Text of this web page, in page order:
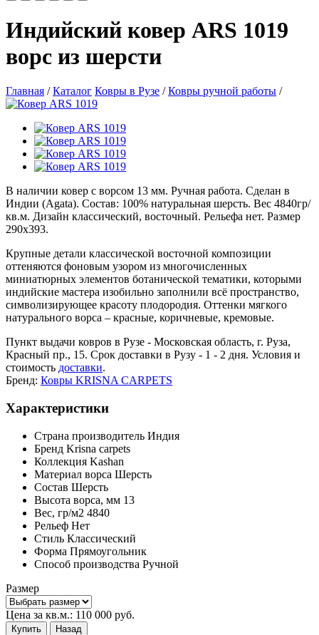
Индийский ковер ARS 1019
ворс из шерсти
Главная / Каталог Ковры в Рузе / Ковры ручной работы /
В наличии ковер с ворсом 13 мм. Ручная работа. Сделан в
Индии (Agata). Состав: 100% натуральная шерсть. Вес 4840гр/
кв.м. Дизайн классический, восточный. Рельефа нет. Размер
290х393.
Крупные детали классической восточной композиции
оттеняются фоновым узором из многочисленных
миниатюрных элементов ботанической тематики, которыми
индийские мастера изобильно заполнили всё пространство,
символизирующее красоту плодородия. Оттенки мягкого
натурального ворса – красные, коричневые, кремовые.
Пункт выдачи ковров в Рузе - Московская область, г. Руза,
Красный пр., 15. Срок доставки в Рузу - 1 - 2 дня. Условия и
стоимость доставки.
Бренд: Ковры KRISNA CARPETS
Характеристики
Страна производитель Индия
Бренд Krisna carpets
Коллекция Kashan
Материал ворса Шерсть
Состав Шерсть
Высота ворса, мм 13
Вес, гр/м2 4840
Рельеф Нет
Стиль Классический
Форма Прямоугольник
Способ производства Ручной
Размер
Цена за кв.м.: 110 000 руб.
Купить Назад